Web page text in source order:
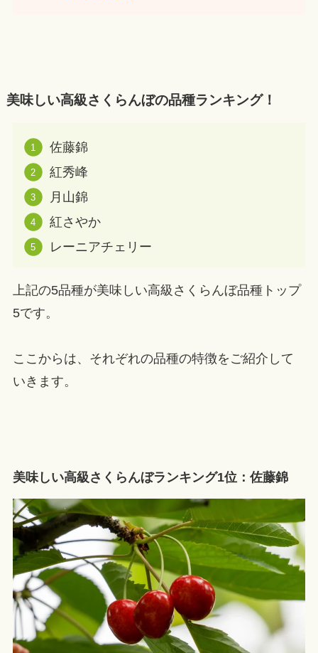
美味しい高級さくらんぼの品種ランキング！
佐藤錦
紅秀峰
月山錦
紅さやか
レーニアチェリー
上記の5品種が美味しい高級さくらんぼ品種トップ
5です。
ここからは、それぞれの品種の特徴をご紹介して
いきます。
美味しい高級さくらんぼランキング1位：佐藤錦